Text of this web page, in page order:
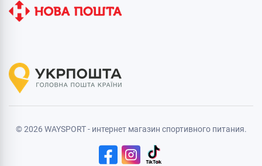
© 2026 WAYSPORT - интернет магазин спортивного питания.